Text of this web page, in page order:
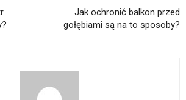
Jak ochronić balkon przed
gołębiami są na to sposoby?